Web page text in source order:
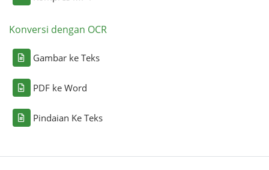
Konversi dengan OCR
Gambar ke Teks
PDF ke Word
Pindaian Ke Teks